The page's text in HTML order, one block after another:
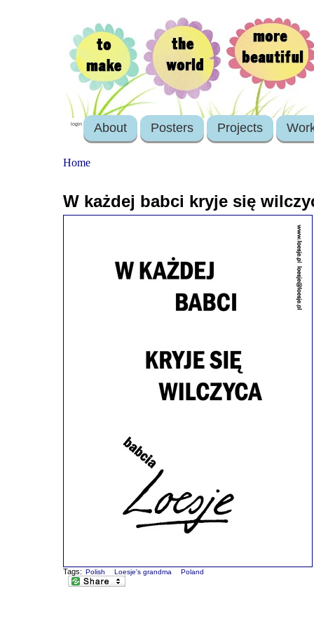
login About Posters Projects
Home
W każdej babci kryje się
Tags: Polish Loesje's grandma Poland